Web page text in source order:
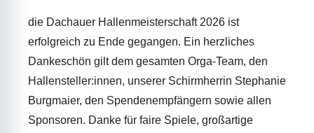
die Dachauer Hallenmeisterschaft 2026 ist
erfolgreich zu Ende gegangen. Ein herzliches
Dankeschön gilt dem gesamten Orga-Team, den
Hallensteller:innen, unserer Schirmherrin Stephanie
Burgmaier, den Spendenempfängern sowie allen
Sponsoren. Danke für faire Spiele, großartige